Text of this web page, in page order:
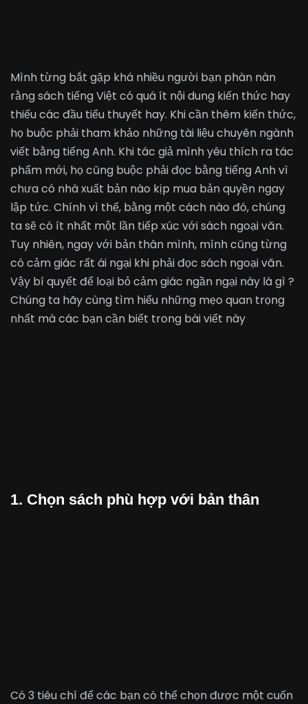
Mình từng bắt gặp khá nhiều người bạn phàn nàn
rằng sách tiếng Việt có quá ít nội dung kiến thức hay
thiếu các đầu tiểu thuyết hay. Khi cần thêm kiến thức,
họ buộc phải tham khảo những tài liệu chuyên ngành
viết bằng tiếng Anh. Khi tác giả mình yêu thích ra tác
phẩm mới, họ cũng buộc phải đọc bằng tiếng Anh vì
chưa có nhà xuất bản nào kịp mua bản quyền ngay
lập tức. Chính vì thế, bằng một cách nào đó, chúng
ta sẽ có ít nhất một lần tiếp xúc với sách ngoại văn.
Tuy nhiên, ngay với bản thân mình, mình cũng từng
có cảm giác rất ái ngại khi phải đọc sách ngoại văn.
Vậy bí quyết để loại bỏ cảm giác ngần ngại này là gì ?
Chúng ta hãy cùng tìm hiểu những mẹo quan trọng
nhất mà các bạn cần biết trong bài viết này
1. Chọn sách phù hợp với bản thân
Có 3 tiêu chí để các bạn có thể chọn được một cuốn